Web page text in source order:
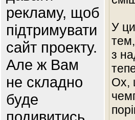
рекламу, щоб
підтримувати
сайт проекту.
Але ж Вам
не складно
буде
У
з
Ох,